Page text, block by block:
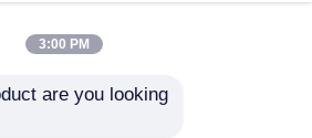
品
3:00 PM
are you looking